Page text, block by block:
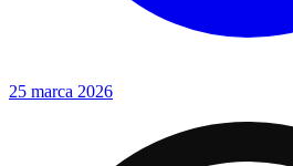
25 marca 2026